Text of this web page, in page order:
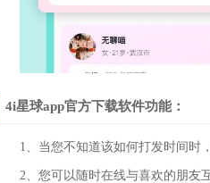
4i星球app官方下载软件功能：
1、当您不知道该如何打发时间时，
2、您可以随时在线与喜欢的朋友互